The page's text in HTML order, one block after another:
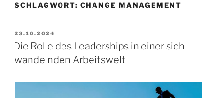
SCHLAGWORT: CHANGE MANAGEMENT
VERÖFFENTLICHT
AM
23.10.2024
Die Rolle des Leaderships in einer sich
wandelnden Arbeitswelt